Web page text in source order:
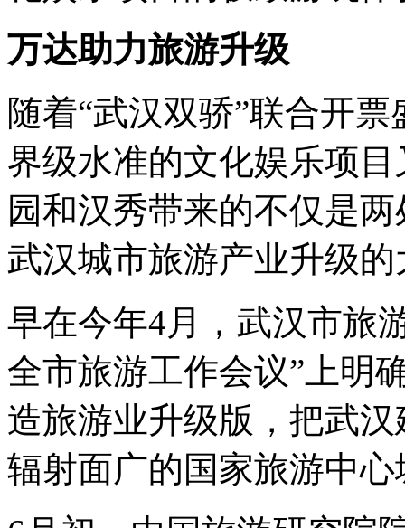
万达助力旅游升级
随着“武汉双骄”联合开票
界级水准的文化娱乐项
园和汉秀带来的不仅是
武汉城市旅游产业升级
早在今年4月，武汉市旅
全市旅游工作会议” 上明
造旅游业升级版，把武
辐射面广的国家旅游中心